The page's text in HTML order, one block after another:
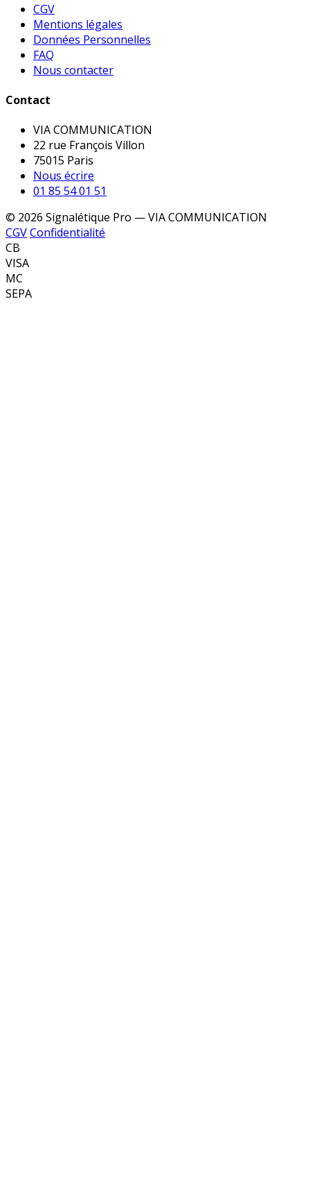
CGV
Mentions légales
Données Personnelles
FAQ
Nous contacter
Contact
VIA COMMUNICATION
22 rue François Villon
75015 Paris
Nous écrire
01 85 54 01 51
© 2026 Signalétique Pro — VIA COMMUNICATION
CGVConfidentialité
CB
VISA
MC
SEPA